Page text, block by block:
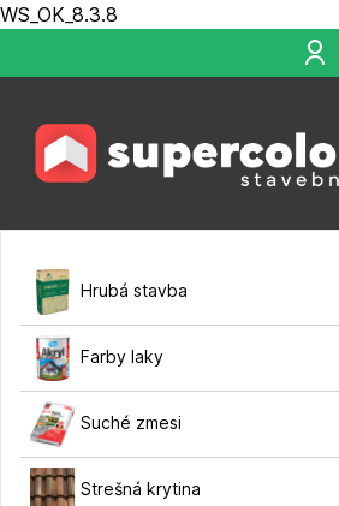
WS_OK_8.3.8
Hrubá stavba
Farby laky
Suché zmesi
Strešná krytina